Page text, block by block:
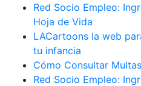
Red Socio Empleo:
Hoja de Vida
LACartoons la web
tu infancia
Cómo Consultar
Red Socio Empleo: